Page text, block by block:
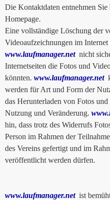
Die Kontaktdaten entnehmen Sie
Homepage.
Eine vollständige Löschung der
Videoaufzeichnungen im Internet
www.laufmanager.netnicht
Internetseiten die Fotos und
könnten. www.laufmanager.net
werden für Art und Form der
das Herunterladen von Fotos
Nutzung und Veränderung.
hin, dass trotz des Widerrufs
Person im Rahmen der
des Vereins gefertigt und im
veröffentlicht werden dürfen.
www.laufmanager.netist